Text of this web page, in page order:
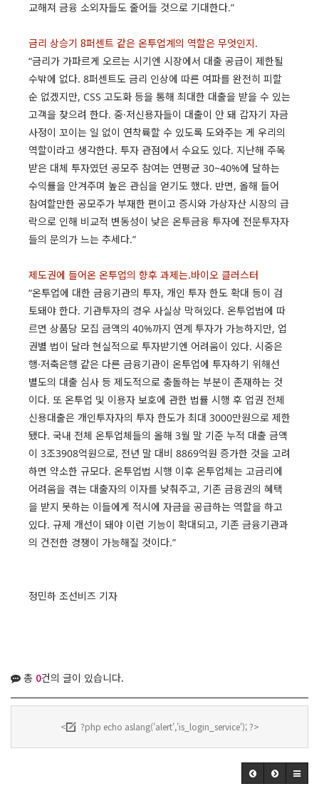
교해져 금융 소외자들도 줄어들 것으로 기대한다.”
금리 상승기 8퍼센트 같은 온투업계의 역할은 무엇인지.
“금리가 가파르게 오르는 시기엔 시장에서 대출 공급이 제한될
수밖에 없다. 8퍼센트도 금리 인상에 따른 여파를 완전히 피할
순 없겠지만, CSS 고도화 등을 통해 최대한 대출을 받을 수 있는
고객을 찾으려 한다. 중·저신용자들이 대출이 안 돼 갑자기 자금
사정이 꼬이는 일 없이 연착륙할 수 있도록 도와주는 게 우리의
역할이라고 생각한다. 투자 관점에서 수요도 있다. 지난해 주목
받은 대체 투자였던 공모주 참여는 연평균 30~40%에 달하는
수익률을 안겨주며 높은 관심을 얻기도 했다. 반면, 올해 들어
참여할만한 공모주가 부재한 편이고 증시와 가상자산 시장의 급
락으로 인해 비교적 변동성이 낮은 온투금융 투자에 전문투자자
들의 문의가 느는 추세다.”
제도권에 들어온 온투업의 향후 과제는.바이오 클러스터
“온투업에 대한 금융기관의 투자, 개인 투자 한도 확대 등이 검
토돼야 한다. 기관투자의 경우 사실상 막혀있다. 온투업법에 따
르면 상품당 모집 금액의 40%까지 연계 투자가 가능하지만, 업
권별 법이 달라 현실적으로 투자받기엔 어려움이 있다. 시중은
행·저축은행 같은 다른 금융기관이 온투업에 투자하기 위해선
별도의 대출 심사 등 제도적으로 충돌하는 부분이 존재하는 것
이다. 또 온투업 및 이용자 보호에 관한 법률 시행 후 업권 전체
신용대출은 개인투자자의 투자 한도가 최대 3000만원으로 제한
됐다. 국내 전체 온투업체들의 올해 3월 말 기준 누적 대출 금액
이 3조3908억원으로, 전년 말 대비 8869억원 증가한 것을 고려
하면 약소한 규모다. 온투업법 시행 이후 온투업체는 고금리에
어려움을 겪는 대출자의 이자를 낮춰주고, 기존 금융권의 혜택
을 받지 못하는 이들에게 적시에 자금을 공급하는 역할을 하고
있다. 규제 개선이 돼야 이런 기능이 확대되고, 기존 금융기관과
의 건전한 경쟁이 가능해질 것이다.”
정민하 조선비즈 기자
총 0건의 글이 있습니다.
< ?php echo aslang('alert','is_login_service'); ?>